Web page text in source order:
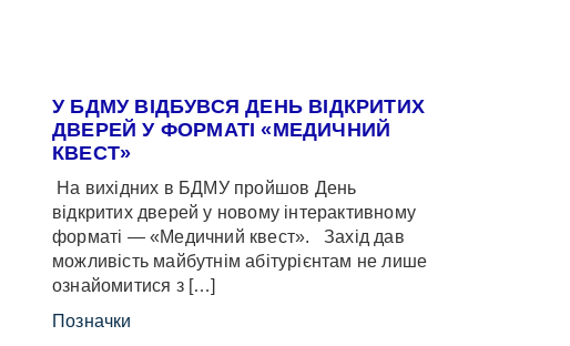
У БДМУ ВІДБУВСЯ ДЕНЬ ВІДКРИТИХ
ДВЕРЕЙ У ФОРМАТІ «МЕДИЧНИЙ
КВЕСТ»
На вихідних в БДМУ пройшов День
відкритих дверей у новому інтерактивному
форматі — «Медичний квест». Захід дав
можливість майбутнім абітурієнтам не лише
ознайомитися з […]
Позначки